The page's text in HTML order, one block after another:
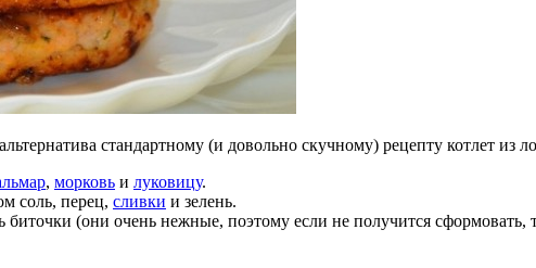
стандартному (и довольно скучному) рецепту котлет
, морковь и луковицу.
соль, перец, сливки и зелень.
биточки (они очень нежные, поэтому если не получится